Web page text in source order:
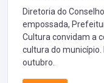
Diretoria do
empossada,
Cultura convidam a
cultura do município.
outubro.